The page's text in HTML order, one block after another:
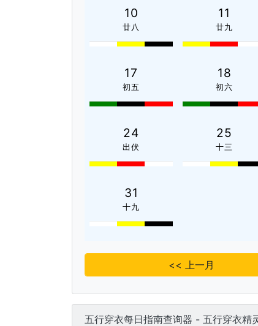
10
廿八
11
廿九
17
初五
18
初六
24
出伏
25
十三
31
十九
<< 上一月
五行穿衣每日指南查询器 - 五行穿衣精